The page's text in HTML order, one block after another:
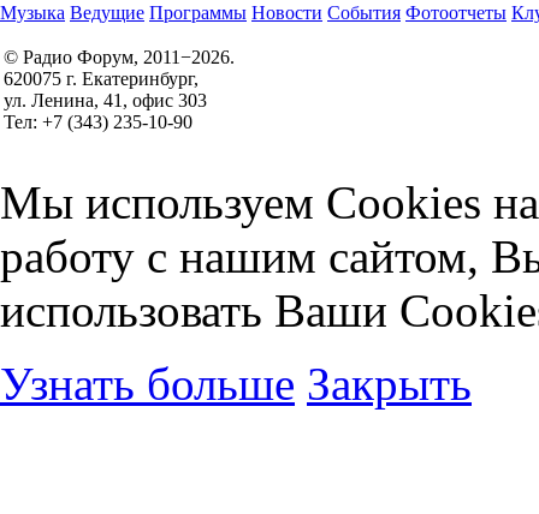
Музыка Ведущие Программы Новости События Фотоотчеты
© Радио Форум, 2011−2026.
620075 г. Екатеринбург,
ул. Ленина, 41, офис 303
Тел: +7 (343) 235-10-90
Мы используем Cookies
работу с нашим сайтом,
использовать Ваши
Узнать больше Закрыть